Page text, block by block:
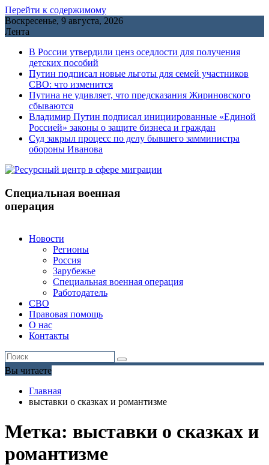
Перейти к содержимому
Воскресенье, 9 августа, 2026
Лента
В России утвердили ценз оседлости для получения
детских пособий
Путин подписал новые льготы для семей участников
СВО: что изменится
Путина не удивляет, что предсказания Жириновского
сбываются
Владимир Путин подписал инициированные «Единой
Россией» законы о защите бизнеса и граждан
Cуд закрыл процесс по делу бывшего замминистра
обороны Иванова
Специальная военная
операция
Новости
Регионы
Россия
Зарубежье
Специальная военная операция
Работодатель
СВО
Правовая помощь
О нас
Контакты
Вы читаете
Главная
выставки о сказках и романтизме
Метка: выставки о сказках и
романтизме